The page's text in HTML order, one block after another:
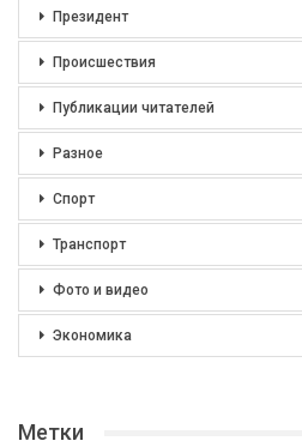
Президент
Происшествия
Публикации читателей
Разное
Спорт
Транспорт
Фото и видео
Экономика
Метки